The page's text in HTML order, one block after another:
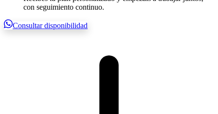
con seguimiento continuo.
Consultar disponibilidad